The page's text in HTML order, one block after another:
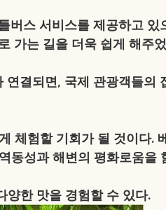
버스 서비스를 제공하고 있
가는 길을 더욱 쉽게 해주
결되면, 국제 관광객들의
체험할 기회가 될 것이다.
동성과 해변의 평화로움을
양한 맛을 경험할 수 있다.